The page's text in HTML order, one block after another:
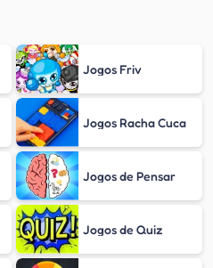
Jogos Friv
Jogos Racha Cuca
Jogos de Pensar
Jogos de Quiz